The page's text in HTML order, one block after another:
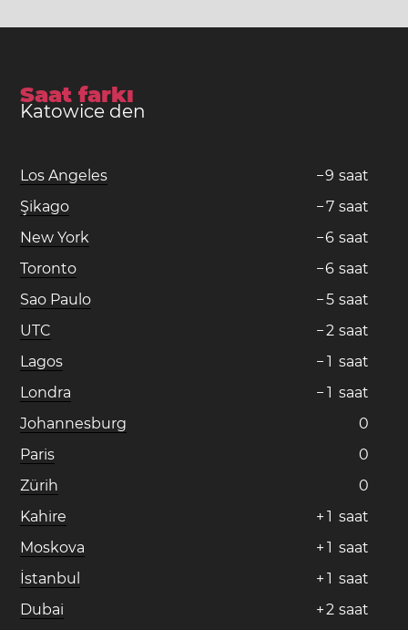
Saat farkı
Katowice den
Los Angeles −9 saat
Şikago
−7 saat
New York
−6 saat
Toronto
−6 saat
Sao Paulo
−5 saat
UTC
−2 saat
Lagos
− 1 saat
Londra
− 1 saat
Johannesburg
0
Paris
0
Zürih
0
Kahire
+ 1 saat
Moskova
+ 1 saat
İstanbul
+ 1 saat
Dubai
+2 saat